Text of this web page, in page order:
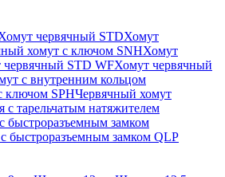
червячный STDХомут
хомут с ключом SNHХомут
червячный STD WFХомут червячный
с внутренним кольцом
ключом SPHЧервячный хомут
с тарельчатым натяжителем
быстроразъемным замком
быстроразъемным замком QLP